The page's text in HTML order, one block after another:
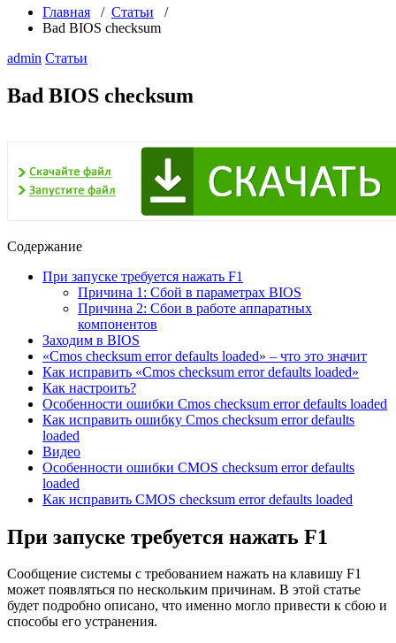
Главная / Статьи /
Bad BIOS checksum
admin Статьи
Bad BIOS checksum
Содержание
При запуске требуется нажать F1
Причина 1: Сбой в параметрах BIOS
Причина 2: Сбои в работе аппаратных
компонентов
Заходим в BIOS
«Cmos checksum error defaults loaded» – что это значит
Как исправить «Cmos checksum error defaults loaded»
Как настроить?
Особенности ошибки Cmos checksum error defaults loaded
Как исправить ошибку Cmos checksum error defaults
loaded
Видео
Особенности ошибки CMOS checksum error defaults
loaded
Как исправить CMOS checksum error defaults loaded
При запуске требуется нажать F1
Сообщение системы с требованием нажать на клавишу F1
может появляться по нескольким причинам. В этой статье
будет подробно описано, что именно могло привести к сбою и
способы его устранения.